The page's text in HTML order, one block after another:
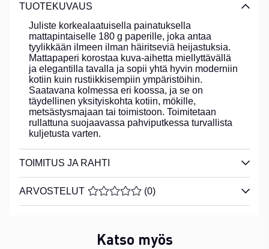
TUOTEKUVAUS
Juliste korkealaatuisella painatuksella
mattapintaiselle 180 g paperille, joka antaa
tyylikkään ilmeen ilman häiritseviä heijastuksia.
Mattapaperi korostaa kuva-aihetta miellyttävällä
ja elegantilla tavalla ja sopii yhtä hyvin moderniin
kotiin kuin rustiikkisempiin ympäristöihin.
Saatavana kolmessa eri koossa, ja se on
täydellinen yksityiskohta kotiin, mökille,
metsästysmajaan tai toimistoon. Toimitetaan
rullattuna suojaavassa pahviputkessa turvallista
kuljetusta varten.
TOIMITUS JA RAHTI
ARVOSTELUT KESKIARVOLUOKITUS 0 / 5
(0)
Katso myös